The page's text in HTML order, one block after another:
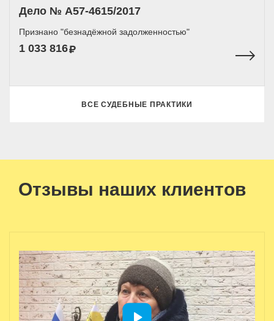
Дело № A57-4615/2017
Признано "безнадёжной задолженностью"
1 033 816
ВСЕ СУДЕБНЫЕ ПРАКТИКИ
Отзывы наших клиентов